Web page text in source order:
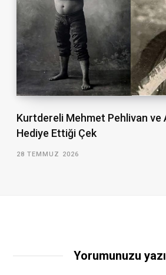
Kurtdereli Mehmet Pehlivan ve
Hediye Ettiği Çek
28 TEMMUZ 2026
Yorumunuzu